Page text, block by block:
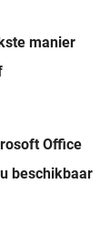
manier
Office
beschikbaar